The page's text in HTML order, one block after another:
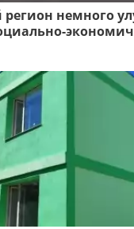
регион немного